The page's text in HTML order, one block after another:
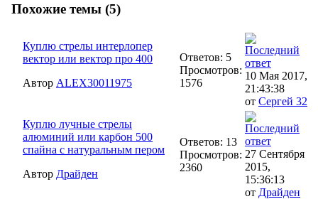
Похожие темы (5)
Куплю стрелы интерлопер
вектор или вектор про 400
Автор ALEX30011975
Ответов: 5
Просмотров:
1576
10 Мая 2017,
21:43:38
от Сергей 32
Куплю лучные стрелы
алюминий или карбон 500
спайна с натуральным пером
Автор Драйден
Ответов: 13
Просмотров:
2360
27 Сентября
2015,
15:36:13
от Драйден